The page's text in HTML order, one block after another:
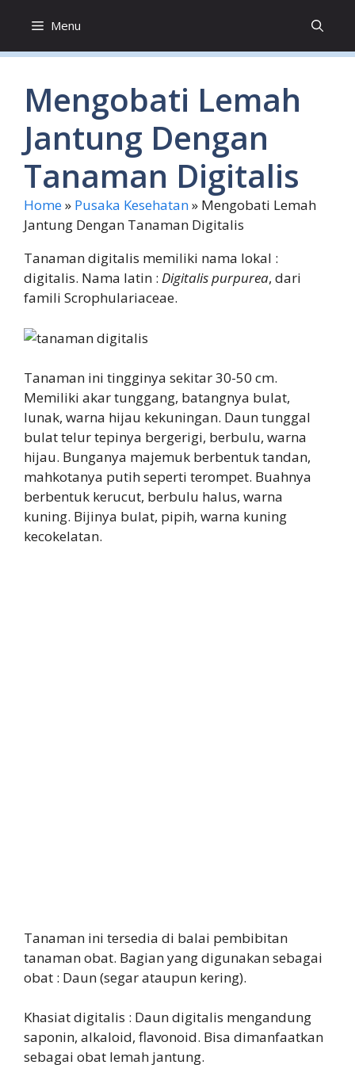
content
Menu
Mengobati Lemah
Jantung Dengan
Tanaman Digitalis
Home» Pusaka Kesehatan» Mengobati Lemah
Jantung Dengan Tanaman Digitalis
Tanaman digitalis memiliki nama lokal :
digitalis. Nama latin : Digitalis purpurea, dari
famili Scrophulariaceae.
Tanaman ini tingginya sekitar 30-50 cm.
Memiliki akar tunggang, batangnya bulat,
lunak, warna hijau kekuningan. Daun tunggal
bulat telur tepinya bergerigi, berbulu, warna
hijau. Bunganya majemuk berbentuk tandan,
mahkotanya putih seperti terompet. Buahnya
berbentuk kerucut, berbulu halus, warna
kuning. Bijinya bulat, pipih, warna kuning
kecokelatan.
Tanaman ini tersedia di balai pembibitan
tanaman obat. Bagian yang digunakan sebagai
obat : Daun (segar ataupun kering).
Khasiat digitalis : Daun digitalis mengandung
saponin, alkaloid, flavonoid. Bisa dimanfaatkan
sebagai obat lemah jantung.